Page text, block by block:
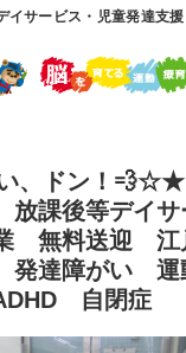
イサービス・児童発達支
、ドン！
放課後等デイ
無料送迎
達障がい 運
自閉症